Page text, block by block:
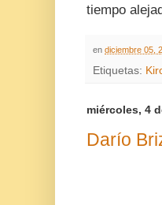
tiempo
en diciembre 05,
Etiquetas:
miércoles, 4
Darío